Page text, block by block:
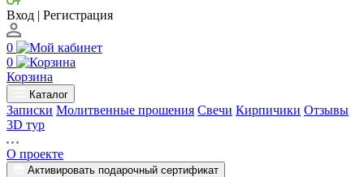
Вход | Регистрация
0
0
Корзина
Каталог
Записки Молитвенные прошения Свечи Кирпичики Отзывы
3D тур
О проекте
Активировать подарочный сертификат